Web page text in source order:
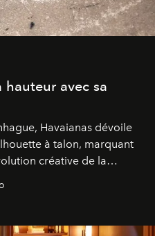
avec sa
Havaianas dévoile
à talon, marquant
créative de la